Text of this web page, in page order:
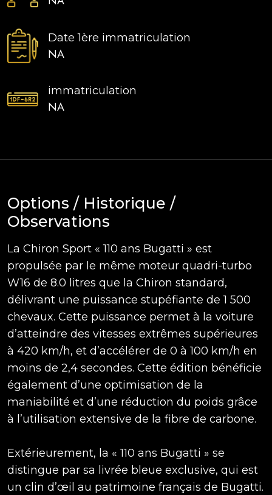
Date 1ère immatriculation
NA
immatriculation
NA
Options / Historique /
Observations
La Chiron Sport « 110 ans Bugatti » est
propulsée par le même moteur quadri-turbo
W16 de 8.0 litres que la Chiron standard,
délivrant une puissance stupéfiante de 1 500
chevaux. Cette puissance permet à la voiture
d’atteindre des vitesses extrêmes supérieures
à 420 km/h, et d’accélérer de 0 à 100 km/h en
moins de 2,4 secondes. Cette édition bénéficie
également d’une optimisation de la
maniabilité et d’une réduction du poids grâce
à l’utilisation extensive de la fibre de carbone.
Extérieurement, la « 110 ans Bugatti » se
distingue par sa livrée bleue exclusive, qui est
un clin d’œil au patrimoine français de Bugatti.